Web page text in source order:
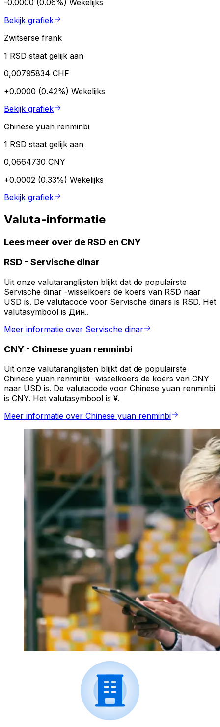
-0.0000 (0.06%) Wekelijks
Bekijk grafiek
Zwitserse frank
1 RSD staat gelijk aan
0,00795834 CHF
+0.0000 (0.42%) Wekelijks
Bekijk grafiek
Chinese yuan renminbi
1 RSD staat gelijk aan
0,0664730 CNY
+0.0002 (0.33%) Wekelijks
Bekijk grafiek
Valuta-informatie
Lees meer over de RSD en CNY
RSD - Servische dinar
Uit onze valutaranglijsten blijkt dat de populairste
Servische dinar -wisselkoers de koers van RSD naar
USD is. De valutacode voor Servische dinars is RSD. Het
valutasymbool is Дин..
Meer informatie over Servische dinar
CNY - Chinese yuan renminbi
Uit onze valutaranglijsten blijkt dat de populairste
Chinese yuan renminbi -wisselkoers de koers van CNY
naar USD is. De valutacode voor Chinese yuan renminbi
is CNY. Het valutasymbool is ¥.
Meer informatie over Chinese yuan renminbi